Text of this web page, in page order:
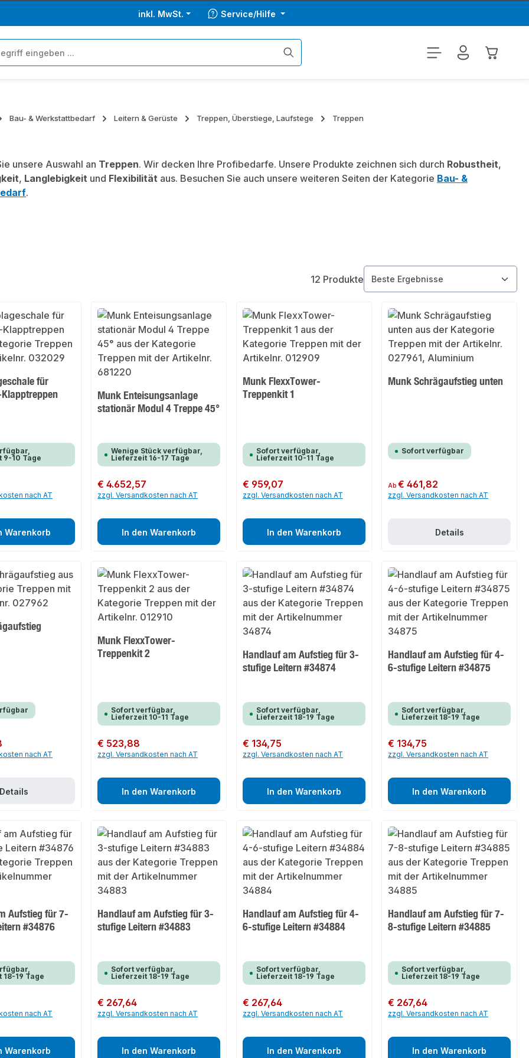
inkl. MwSt. Service/Hilfe
Bau- & Werkstattbedarf Leitern & Gerüste Treppen, Überstiege, Laufstege Treppen
unsere Auswahl an Treppen. Wir decken Ihre Profibedarfe. Unsere Produkte zeichnen sich durch Robustheit,
, Langlebigkeit und Flexibilität aus. Besuchen Sie auch unsere weiteren Seiten der Kategorie Bau- &
.
12 Produkte
für
9-10 Tage
nach AT
Warenkorb
Munk Enteisungsanlage
stationär Modul 4 Treppe 45°
Wenige Stück verfügbar,
Lieferzeit 16-17 Tage
Regulärer Preis:
€ 4.652,57
zzgl. Versandkosten nach AT
In den Warenkorb
Munk FlexxTower-
Treppenkit 1
Sofort verfügbar,
Lieferzeit 10-11 Tage
Regulärer Preis:
€ 959,07
zzgl. Versandkosten nach AT
In den Warenkorb
Munk Schrägaufstieg unten
Sofort verfügbar
Regulärer Preis:
Ab€ 461,82
zzgl. Versandkosten nach AT
Details
nach AT
Munk FlexxTower-
Treppenkit 2
Sofort verfügbar,
Lieferzeit 10-11 Tage
Regulärer Preis:
€ 523,88
zzgl. Versandkosten nach AT
In den Warenkorb
Handlauf am Aufstieg für 3-
stufige Leitern #34874
Sofort verfügbar,
Lieferzeit 18-19 Tage
Regulärer Preis:
€ 134,75
zzgl. Versandkosten nach AT
In den Warenkorb
Handlauf am Aufstieg für 4-
6-stufige Leitern #34875
Sofort verfügbar,
Lieferzeit 18-19 Tage
Regulärer Preis:
€ 134,75
zzgl. Versandkosten nach AT
In den Warenkorb
Aufstieg für 7-
#34876
19 Tage
nach AT
Warenkorb
Handlauf am Aufstieg für 3-
stufige Leitern #34883
Sofort verfügbar,
Lieferzeit 18-19 Tage
Regulärer Preis:
€ 267,64
zzgl. Versandkosten nach AT
In den Warenkorb
Handlauf am Aufstieg für 4-
6-stufige Leitern #34884
Sofort verfügbar,
Lieferzeit 18-19 Tage
Regulärer Preis:
€ 267,64
zzgl. Versandkosten nach AT
In den Warenkorb
Handlauf am Aufstieg für 7-
8-stufige Leitern #34885
Sofort verfügbar,
Lieferzeit 18-19 Tage
Regulärer Preis:
€ 267,64
zzgl. Versandkosten nach AT
In den Warenkorb